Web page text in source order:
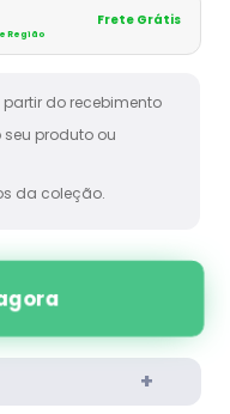
Região
Frete Grátis
partir do recebimento
seu produto ou
da coleção.